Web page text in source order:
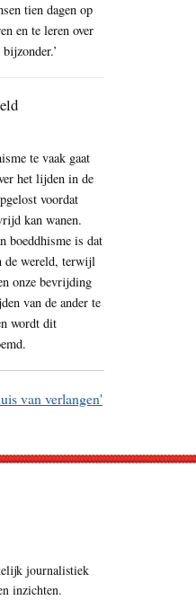
tien dagen op
en te leren over
te vaak gaat
het lijden in de
voordat
kan wanen.
boeddhisme is dat
de wereld, terwijl
onze bevrijding
van de ander te
wordt dit
van verlangen'
journalistiek
inzichten.